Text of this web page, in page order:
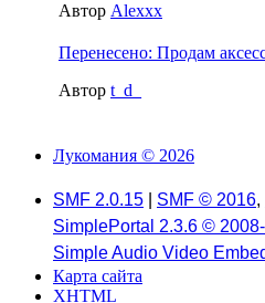
Автор Alexxx
Перенесено: Продам
Автор t_d_
Лукомания © 2026
SMF 2.0.15 SMF © 2016,
SimplePortal 2.3.6 ©
Simple Audio Video
Карта сайта
XHTML